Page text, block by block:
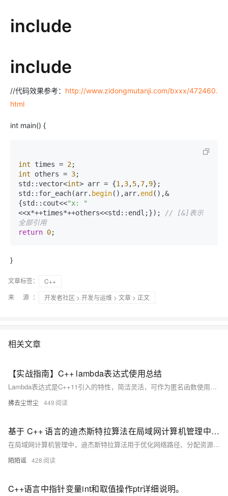
include
include
//代码效果参考： http://www.zidongmutanji.com/bxxx/472460.
html
int main() {
int times = 2
int others = 3;
std::vector<int> arr = {1 ,3,5,7,9};
std::for_each(arr. begin(),arr. end (),&
{std::cout<<"x: "
<<x*++times*++others<<std::endl;});
// [&]表示
全部引用
return 0;
}
文章标签：
C++
来 源：
开发者社区 > 开发与运维 > 文章 > 正文
相关文章
【实战指南】C++ lambda表达式使用总结
Lambda表达式是C++11引入的特性，简洁灵活，可作为匿名函数使用，支持捕获变量，提升代码可读性与开发效率。本文详解其基本用法与捕获机制。
拂去尘世尘 449
基于 C++ 语言的迪杰斯特拉算法在局域网计算机管理中的应用剖析
在局域网计算机管理中，迪杰斯特拉算法用于优化网络路径、分配资源和定位故障节点，确保高效稳定的网络环境。该算法通过计算最短路径，提升数据传输速率与稳定性，实现负载均衡并快速排除故障。C++代码示例展示了其在网络模拟中的应用，为企业信息化建设提供有力支持。
陌陌谣 428
C++语言中指针变量int和取值操作ptr详细说明。